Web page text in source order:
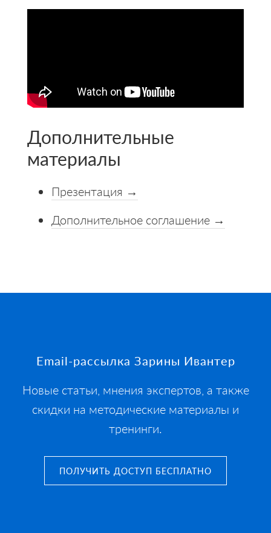
Дополнительные
материалы
Презентация →
Дополнительное соглашение →
Footer
Email-рассылка Зарины Ивантер
Новые статьи, мнения экспертов, а также
скидки на методические материалы и
тренинги.
ПОЛУЧИТЬ ДОСТУП БЕСПЛАТНО